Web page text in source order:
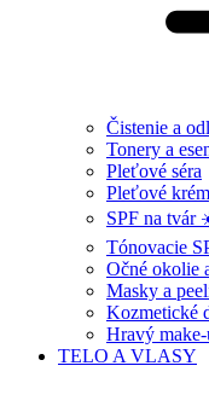
Čistenie a
Tonery a
Pleťové séra
Pleťové
SPF na tvár
Tónovacie
Očné okolie
Masky a
Kozmetické
Hravý
TELO A VLASY